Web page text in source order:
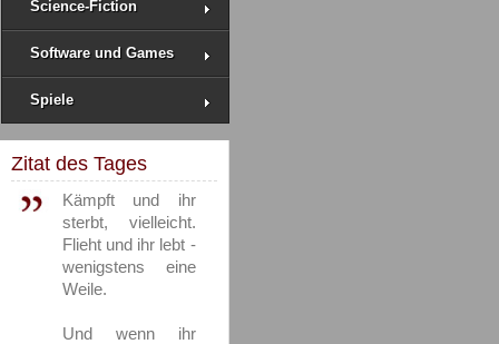
Science-Fiction
Software und Games
Spiele
Zitat des Tages
Kämpft und ihr
sterbt, vielleicht.
Flieht und ihr lebt -
wenigstens eine
Weile.
Und wenn ihr